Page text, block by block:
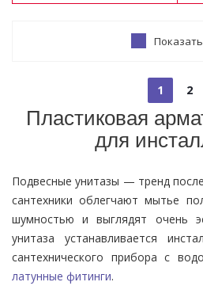
1 2
Пластиковая
для
Подвесные унитазы — тренд
сантехники облегчают мытье
шумностью и выглядят очень
унитаза устанавливается
сантехнического прибора с
латунные фитинги.